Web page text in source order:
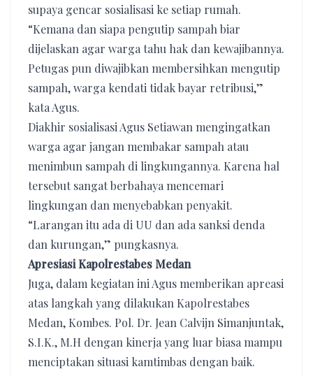
supaya gencar sosialisasi ke setiap rumah.
“Kemana dan siapa pengutip sampah biar
dijelaskan agar warga tahu hak dan kewajibannya.
Petugas pun diwajibkan membersihkan mengutip
sampah, warga kendati tidak bayar retribusi,”
kata Agus.
Diakhir sosialisasi Agus Setiawan mengingatkan
warga agar jangan membakar sampah atau
menimbun sampah di lingkungannya. Karena hal
tersebut sangat berbahaya mencemari
lingkungan dan menyebabkan penyakit.
“Larangan itu ada di UU dan ada sanksi denda
dan kurungan,” pungkasnya.
Apresiasi Kapolrestabes Medan
Juga, dalam kegiatan ini Agus memberikan apreasi
atas langkah yang dilakukan Kapolrestabes
Medan, Kombes. Pol. Dr. Jean Calvijn Simanjuntak,
S.I.K., M.H dengan kinerja yang luar biasa mampu
menciptakan situasi kamtimbas dengan baik.